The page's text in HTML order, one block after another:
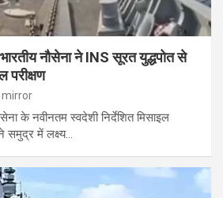
नौसेना ने INS सूरत युद्धपोत से
परीक्षण
के नवीनतम स्वदेशी निर्देशित मिसाइल
समुद्र में लक्ष्य…